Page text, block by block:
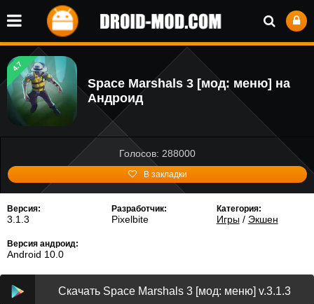
4.7
Space Marshals 3 [мод: меню] на
Андроид
Голосов: 288000
В закладки
Версия:
3.1.3
Разработчик:
Pixelbite
Категория:
Игры/ Экшен
Версия андроид:
Android 10.0
Скачать Space Marshals 3 [мод: меню] v.3.1.3